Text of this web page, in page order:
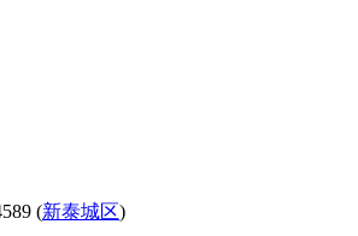
(新泰城区)